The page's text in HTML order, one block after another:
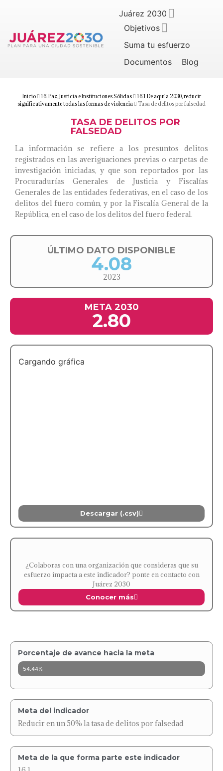
Juárez 2030
Objetivos
Suma tu esfuerzo
Documentos
Blog
Inicio 16. Paz, Justicia e Instituciones Sólidas
16.1 De aquí a 2030, reducir
significativamente todas las formas de violencia
Tasa de delitos por falsedad
TASA DE DELITOS POR
FALSEDAD
La información se refiere a los presuntos delitos
registrados en las averiguaciones previas o carpetas de
investigación iniciadas, y que son reportados por las
Procuradurías Generales de Justicia y Fiscalías
Generales de las entidades federativas, en el caso de los
delitos del fuero común, y por la Fiscalía General de la
República, en el caso de los delitos del fuero federal.
Porcentaje de avance hacia la meta
54.44%
Meta del indicador
Reducir en un 50% la tasa de delitos por falsedad
Meta de la que forma parte este indicador
ÚLTIMO DATO DISPONIBLE
4.08
2023
META 2030
2.80
Cargando gráfica
Descargar (.csv)
¿Colaboras con una organización que consideras que su
esfuerzo impacta a este indicador? ponte en contacto con
Juárez 2030
Conocer más